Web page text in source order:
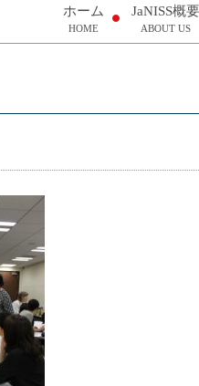
ホーム
HOME
JaNISS概要
ABOUT US